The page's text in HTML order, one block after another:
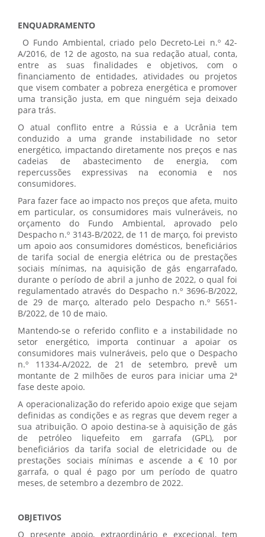
ENQUADRAMENTO
O Fundo Ambiental, criado pelo Decreto-Lei n.º 42-
A/2016, de 12 de agosto, na sua redação atual, conta,
entre as suas finalidades e objetivos, com o
financiamento de entidades, atividades ou projetos
que visem combater a pobreza energética e promover
uma transição justa, em que ninguém seja deixado
para trás.
O atual conflito entre a Rússia e a Ucrânia tem
conduzido a uma grande instabilidade no setor
energético, impactando diretamente nos preços e nas
cadeias de abastecimento de energia, com
repercussões expressivas na economia e nos
consumidores.
Para fazer face ao impacto nos preços que afeta, muito
em particular, os consumidores mais vulneráveis, no
orçamento do Fundo Ambiental, aprovado pelo
Despacho n.º 3143-B/2022, de 11 de março, foi previsto
um apoio aos consumidores domésticos, beneficiários
de tarifa social de energia elétrica ou de prestações
sociais mínimas, na aquisição de gás engarrafado,
durante o período de abril a junho de 2022, o qual foi
regulamentado através do Despacho n.º 3696-B/2022,
de 29 de março, alterado pelo Despacho n.º 5651-
B/2022, de 10 de maio.
Mantendo-se o referido conflito e a instabilidade no
setor energético, importa continuar a apoiar os
consumidores mais vulneráveis, pelo que o Despacho
n.º 11334-A/2022, de 21 de setembro, prevê um
montante de 2 milhões de euros para iniciar uma 2ª
fase deste apoio.
A operacionalização do referido apoio exige que sejam
definidas as condições e as regras que devem reger a
sua atribuição. O apoio destina-se à aquisição de gás
de petróleo liquefeito em garrafa (GPL), por
beneficiários da tarifa social de eletricidade ou de
prestações sociais mínimas e ascende a € 10 por
garrafa, o qual é pago por um período de quatro
meses, de setembro a dezembro de 2022.
OBJETIVOS
O presente apoio, extraordinário e excecional, tem